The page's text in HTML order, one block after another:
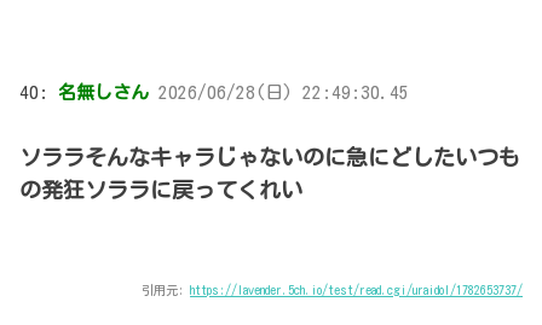
40: 名無しさん 2026/06/28(日) 22:49:30.45
ソララそんなキャラじゃないのに急にどしたいつも
の発狂ソララに戻ってくれい
引用元: https://lavender.5ch.io/test/read.cgi/uraidol/1782653737/